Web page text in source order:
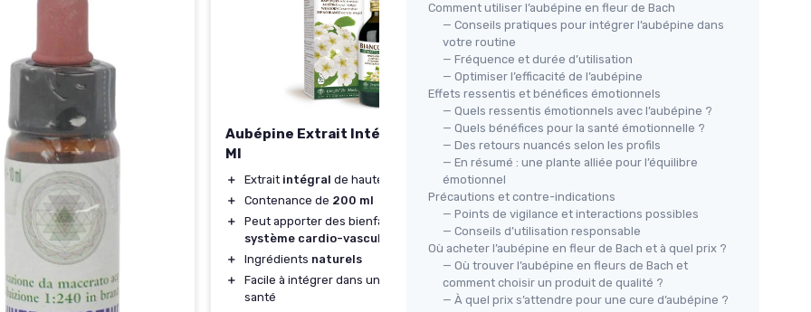
Aubépine Extrait Intégral - 200
Ml
＋ Extrait intégral de haute qualité
＋
Contenance de 200 ml
＋
Peut apporter des bienfaits pour le
système cardio-vasculaire
＋
Ingrédients naturels
＋
Facile à intégrer dans une routine de
santé
Extrait de Plantes Fraîches Bio -
Gui d'aubépine
＋ Améliore la circulation
＋ Phytothérapiede qualité
Facile à utiliser
★★★★★
★★★★★ 4,4/5 — 423 avis
Voir l'offre
Comment utiliser l’aubépine en fleur de Bach
— Conseils pratiques pour intégrer l’aubépine dans
votre routine
— Fréquence et durée d’utilisation
— Optimiser l’efficacité de l’aubépine
Effets ressentis et bénéfices émotionnels
— Quels ressentis émotionnels avec l’aubépine ?
— Quels bénéfices pour la santé émotionnelle ?
— Des retours nuancés selon les profils
— En résumé : une plante alliée pour l’équilibre
émotionnel
Précautions et contre-indications
— Points de vigilance et interactions possibles
— Conseils d’utilisation responsable
Où acheter l’aubépine en fleur de Bach et à quel prix ?
— Où trouver l’aubépine en fleurs de Bach et
comment choisir un produit de qualité ?
— À quel prix s’attendre pour une cure d’aubépine ?